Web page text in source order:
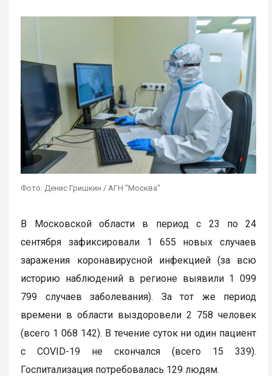
Фото: Денис Гришкин / АГН "Москва"
В Московской области в период с 23 по 24
сентября зафиксировали 1 655 новых случаев
заражения коронавирусной инфекцией (за всю
историю наблюдений в регионе выявили 1 099
799 случаев заболевания). За тот же период
времени в области выздоровели 2 758 человек
(всего 1 068 142). В течение суток ни один пациент
с COVID-19 не скончался (всего 15 339).
Госпитализация потребовалась 129 людям.